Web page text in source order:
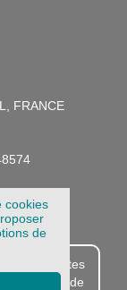
cookies
de
FRANCE
Si vous êtes
de